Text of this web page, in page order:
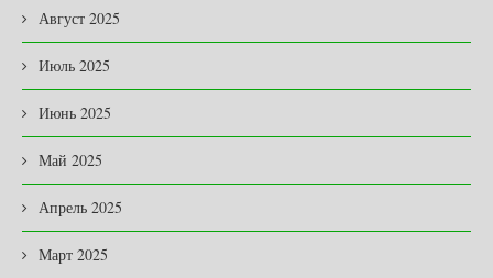
Август 2025
Июль 2025
Июнь 2025
Май 2025
Апрель 2025
Март 2025